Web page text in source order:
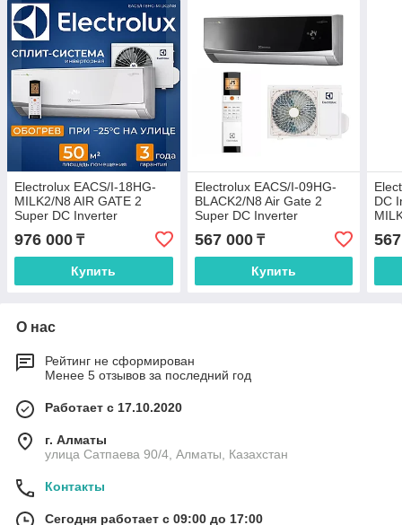
Electrolux EACS/I-18HG-
MILK2/N8 AIR GATE 2
Super DC Inverter
976 000 ₸
Купить
Electrolux EACS/I-09HG-
BLACK2/N8 Air Gate 2
Super DC Inverter
567 000₸
Купить
DC
О нас
Рейтинг не сформирован
Менее 5 отзывов за последний год
Работает с 17.10.2020
г. Алматы
улица Сатпаева 90/4, Алматы, Казахстан
Контакты
Сегодня работает с 09:00 до 17:00